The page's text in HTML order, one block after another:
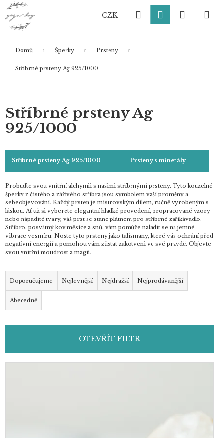
Přejít
obsah
CZK HledatPřihlášení
Domů Šperky Prsteny
Stříbrné prsteny Ag 925/1000
Stříbrné prsteny Ag
925/1000
Stříbrné prsteny Ag 925/1000 Prsteny s minerály
Probuďte svou vnitřní alchymii s našimi stříbrnými prsteny. Tyto kouzelné
šperky z čistého a zářivého stříbra jsou symbolem vaší proměny a
sebeobjevování. Každý prsten je mistrovským dílem, ručně vyrobeným s
láskou. Ať už si vyberete elegantní hladké provedení, propracované vzory
nebo nápadité tvary, váš prst se stane plátnem pro stříbrné zaříkávadlo.
Stříbro, posvátný kov měsíce a snů, vám pomůže naladit se na jemné
vibrace vesmíru. Noste tyto prsteny jako talismany, které vás ochrání před
negativní energií a pomohou vám zůstat zakotveni ve své pravdě. Objevte
svou vnitřní moudrost a magii.
Ř
a
z
e
n
r
o
Doporučujeme Nejlevnější Nejdražší Nejprodávanější
Abecedně
OTEVŘÍT FILTR
K
o
Zpět
Zpět
Co potřebujete najít?
Doporučujeme